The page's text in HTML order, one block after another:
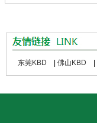
东莞KBD 佛山KBD